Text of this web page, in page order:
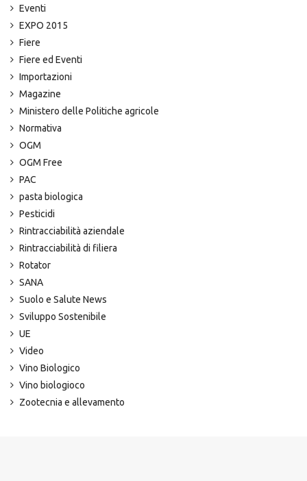
Eventi
EXPO 2015
Fiere
Fiere ed Eventi
Importazioni
Magazine
Ministero delle Politiche agricole
Normativa
OGM
OGM Free
PAC
pasta biologica
Pesticidi
Rintracciabilità aziendale
Rintracciabilità di filiera
Rotator
SANA
Suolo e Salute News
Sviluppo Sostenibile
UE
Video
Vino Biologico
Vino biologioco
Zootecnia e allevamento